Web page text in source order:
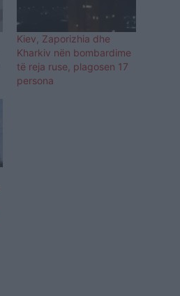
Kiev, Zaporizhia dhe
Kharkiv nën bombardime
të reja ruse, plagosen 17
persona